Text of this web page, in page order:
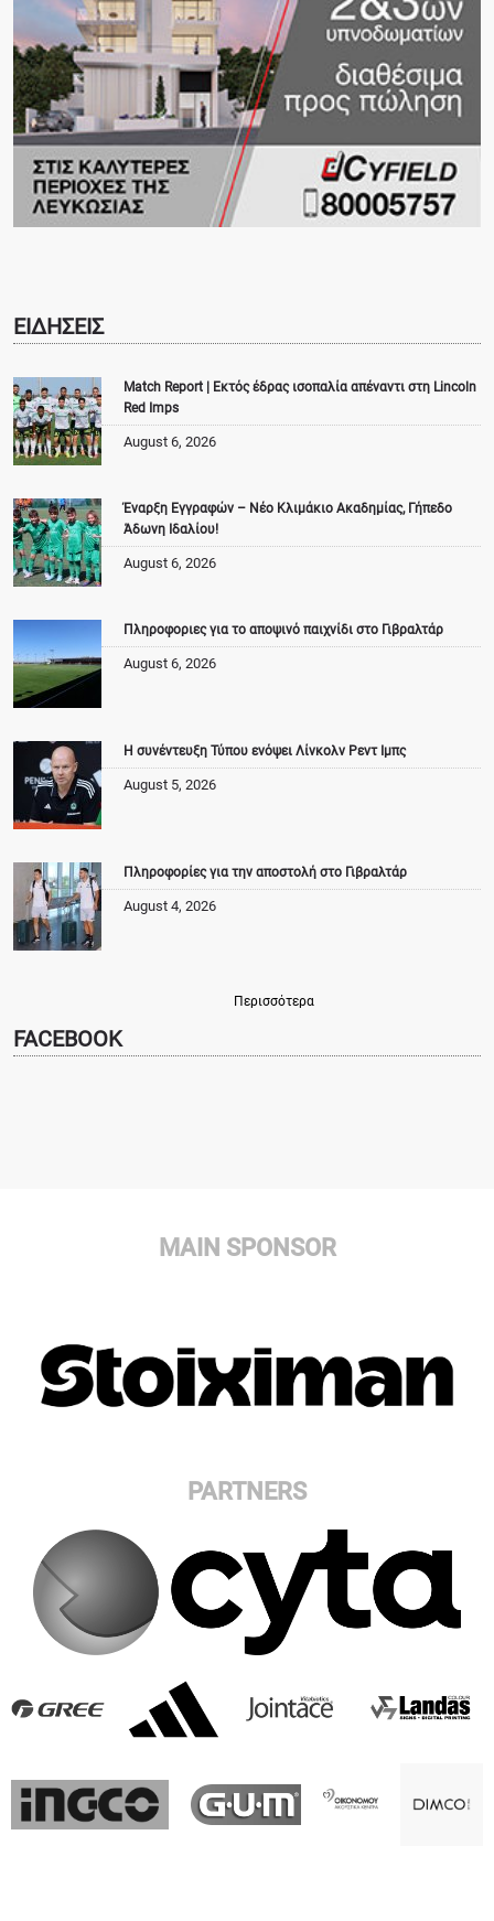
ΕΙΔΗΣΕΙΣ
Match Report | Εκτός έδρας ισοπαλία απέναντι στη Lincoln
Red Imps
August 6, 2026
Έναρξη Εγγραφών – Νέο Κλιμάκιο Ακαδημίας, Γήπεδο
Άδωνη Ιδαλίου!
August 6, 2026
Πληροφοριες για το αποψινό παιχνίδι στο Γιβραλτάρ
August 6, 2026
Η συνέντευξη Τύπου ενόψει Λίνκολν Ρεντ Ιμπς
August 5, 2026
Πληροφορίες για την αποστολή στο Γιβραλτάρ
August 4, 2026
Περισσότερα
FACEBOOK
MAIN SPONSOR
PARTNERS